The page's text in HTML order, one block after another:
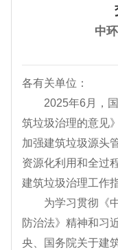
中
各有关单位：
2025年6月，
筑垃圾治理的意见
加强建筑垃圾源头
资源化利用和全过
建筑垃圾治理工作
为学习贯彻《
防治法》精神和习
央、国务院关于建